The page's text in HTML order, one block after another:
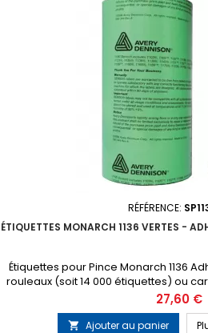
RÉFÉRENCE:
ÉTIQUETTES MONARCH 1136 VERTES -
Étiquettes pour Pince Monarch 1136
rouleaux (soit 14 000 étiquettes) ou
étiquettes) 1 tampon encreur gratuit
Prix
27,60 €
 Ajouter au panier